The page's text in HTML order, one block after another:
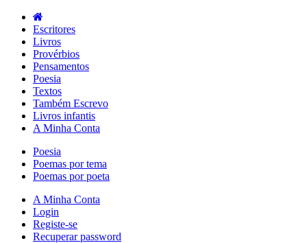
Escritores
Livros
Provérbios
Pensamentos
Poesia
Textos
Também Escrevo
Livros infantis
A Minha Conta
Poesia
Poemas por tema
Poemas por poeta
A Minha Conta
Login
Registe-se
Recuperar password